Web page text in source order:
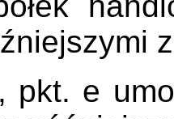
pkt. e